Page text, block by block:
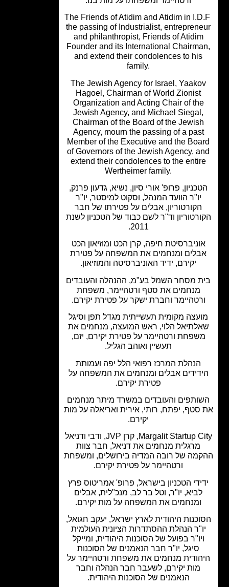
The Friends of Atidim and Atidim in
the passing of Industrialist,
and philanthropist, Friends of
Founder and its International
and extend their condolences to his
The Jewish Agency for Israel,
Hagoel, Chairman of World Zionist
Organization and Acting Chair of
Jewish Agency, and Michael
Chairman of the Board of the
Agency, mourn the passing of a
Member of the Executive and the
of Governors of the Jewish Agency,
extend their condolences to the
Wertheimer family.
פרופ' אורי סיון, נשיא, גדעון פרנק,
יו"ר הוועד המנהל, וסקוט למיסטר, יו"ר
הקורטוריון, אבלים על פטירתו של חבר
וד"ר לשם כבוד של הטכניון לשנת
חיפה, קרן הכט ומוזיאון הכט
ומנחמים את המשפחה על פטירת
יקירם, ידיד האוניברסיטה והמוזיאון.
מסחר השמל בע"מ, ההנהלה והעובדים
מנחמים את סטף ורטהיימר, משפחת
וחברת ישקר על פטירת יקירם.
מקומית תעשייתית מגדל תפן וסיגל
הלוי, ראש המועצה, מנחמים את
ורטהיימר על פטירת יקירם, יזם,
תעשיין ואוהב הגליל.
הנהלת המרכז רפואי הלל יפה ועמותת
אבלים ומנחמים את המשפחה על
פטירת יקירם.
והעובדים במשרד מיתר מנחמים
יפתח, רותי, אירית ואריאלה על מות
Margalit Startup City, קרן JVP, ודבי ודניאל
מרגלית מנחמים את דניאל, חבר צוות
של רובה המדיה בירושלים, ומשפחת
ורטהיימר על פטירת יקירם.
הטכניון בישראל, פרופ' אמריטוס פרץ
לביא, יו"ר, וטל בר לב, מנכ"לית, אבלים
ומנחמים את המשפחה על מות יקירם.
היהודית לארץ ישראל, יעקב חגואל,
הנהלת ההסתדרות הציונית העולמית
בפועל של הסוכנות היהודית, ומייקל
סיגל, יו"ר חבר הנאמנים של הסוכנות
מנחמים את משפחת ורטהיימר על
מות יקירם, לשעבר חבר הנהלה וחבר
הנאמנים של הסוכנות היהודית.